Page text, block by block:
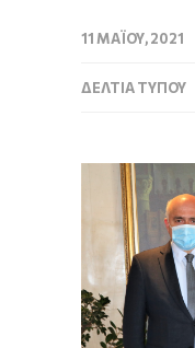
11 ΜΑΪ́ΟΥ, 2021
ΔΕΛΤΊΑ ΤΎΠΟΥ